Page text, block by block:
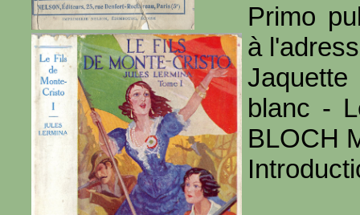
Primo
à
blanc -
BLOCH